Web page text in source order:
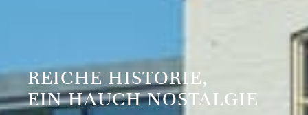
REICHE HISTORIE,
EIN HAUCH NOSTALGIE